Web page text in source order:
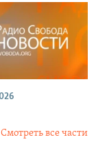
Смотреть все части